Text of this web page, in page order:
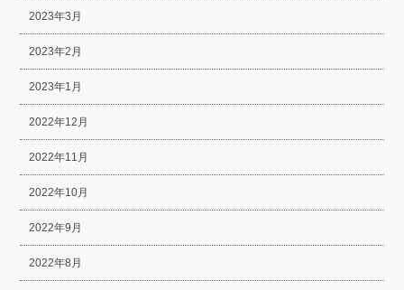
2023年3月
2023年2月
2023年1月
2022年12月
2022年11月
2022年10月
2022年9月
2022年8月